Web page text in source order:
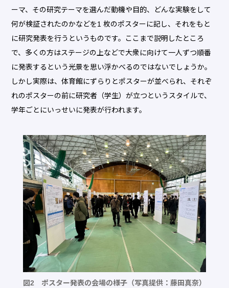
ーマ、その研究テーマを選んだ動機や目的、どんな実験をして
何が検証されたのかなどを1 枚のポスターに記し、それをもと
に研究発表を行うというものです。ここまで説明したところ
で、多くの方はステージの上などで大衆に向けて一人ずつ順番
に発表するという光景を思い浮かべるのではないでしょうか。
しかし実際は、体育館にずらりとポスターが並べられ、それぞ
れのポスターの前に研究者（学生）が立つというスタイルで、
学年ごとにいっせいに発表が行われます。
図2 ポスター発表の会場の様子（写真提供：藤田真奈）